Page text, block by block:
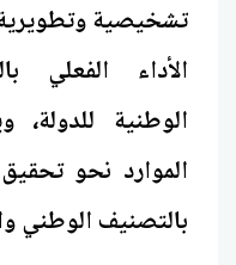
تشخيصية
الأداء الفعلي
الوطنية
الموارد نحو تحقيق
بالتصنيف الوطني